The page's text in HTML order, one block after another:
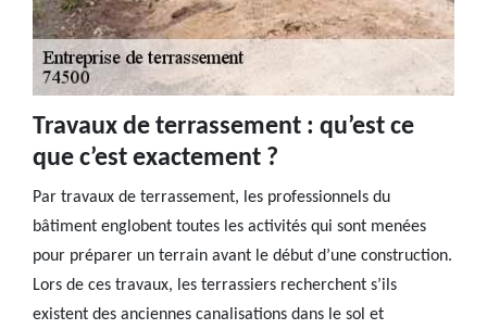
Travaux de terrassement : qu’est ce
que c’est exactement ?
Par travaux de terrassement, les professionnels du
bâtiment englobent toutes les activités qui sont menées
pour préparer un terrain avant le début d’une construction.
Lors de ces travaux, les terrassiers recherchent s’ils
existent des anciennes canalisations dans le sol et